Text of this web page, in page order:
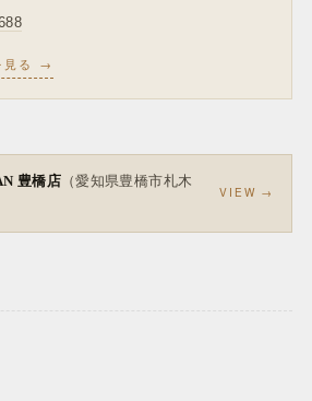
見る →
豊橋店 （愛知県豊橋市札木
VIEW →